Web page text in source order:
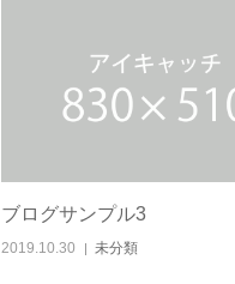
ブログサンプル3
2019.10.30 未分類